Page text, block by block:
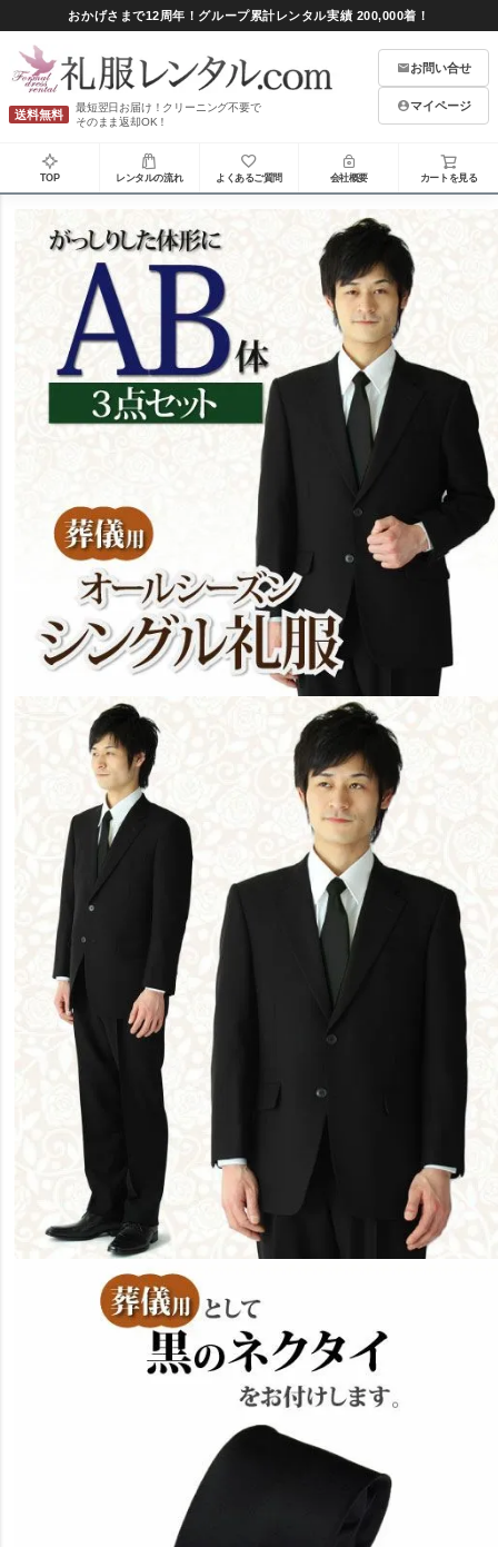
おかげさまで12周年！グループ累計レンタル実績 200,000着！
送料無料
最短翌日お届け！クリーニング不要で
そのまま返却OK！
お問い合せ
マイページ
TOP レンタルの流れ よくあるご質問 会社概要 カートを見る